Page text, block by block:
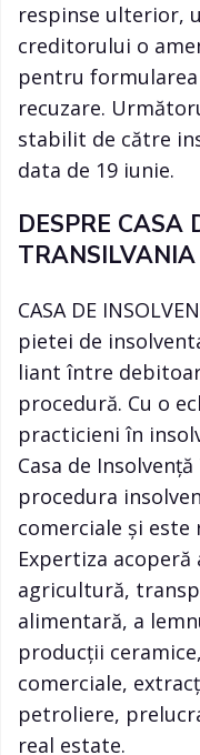
respinse ulterior,
creditorului o
pentru
recuzare.
stabilit de către
data de 19 iunie.
DESPRE CASA
TRANSILVANIA
CASA DE
pietei de
liant între
procedură. Cu o
practicieni în
Casa de
procedura
comerciale și este
Expertiza
agricultură,
alimentară, a
producții
comerciale,
petroliere,
real estate.